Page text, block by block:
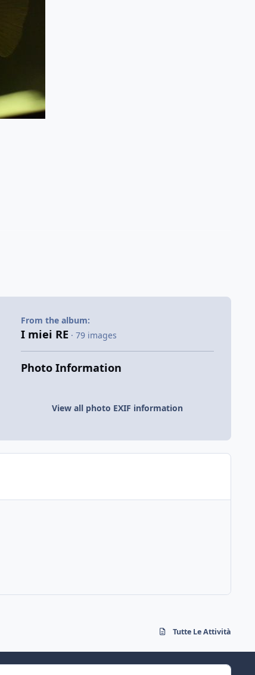
From the album:
I miei RE · 79 images
Photo Information
View all photo EXIF information
Tutte Le Attività